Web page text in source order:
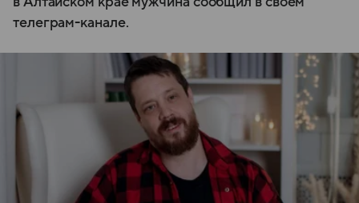
телеграм-канале.